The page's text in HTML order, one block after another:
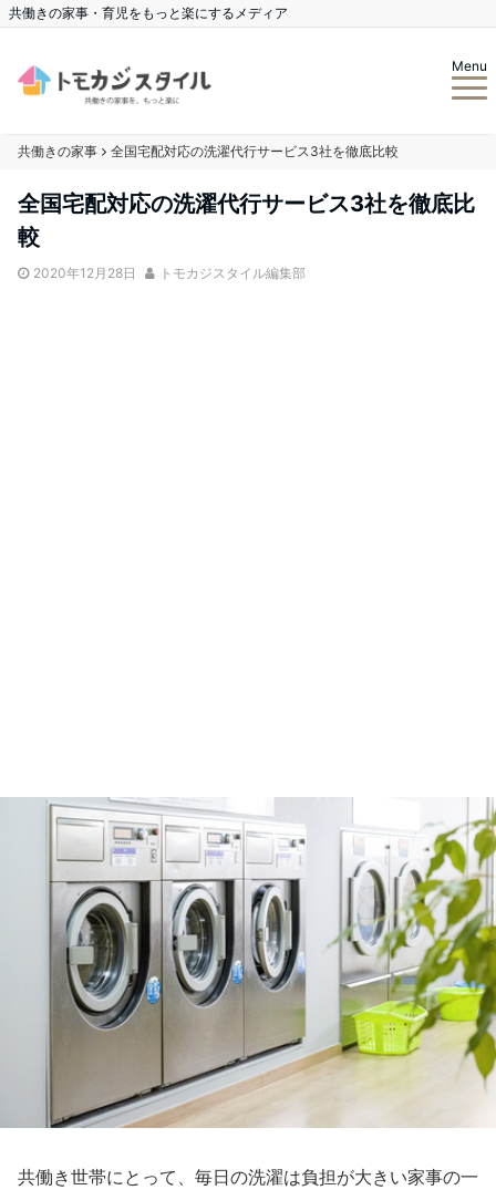
共働きの家事・育児をもっと楽にするメディア
Menu
共働きの家事 全国宅配対応の洗濯代行サービス3社を徹底比較
全国宅配対応の洗濯代行サービス3社を徹底比
較
2020年12月28日 トモカジスタイル編集部
共働き世帯にとって、毎日の洗濯は負担が大きい家事の一